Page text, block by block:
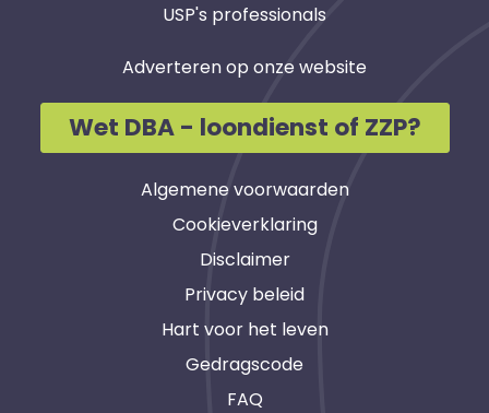
USP's professionals
Adverteren op onze website
Wet DBA - loondienst of ZZP?
Algemene voorwaarden
Cookieverklaring
Disclaimer
Privacy beleid
Hart voor het leven
Gedragscode
FAQ